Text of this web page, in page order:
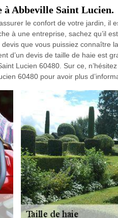
Abbeville Saint Lucien.
le confort de votre jardin, il
à une entreprise, sachez qu’il
que vous puissiez connaître
d’un devis de taille de haie est
Lucien 60480. Sur ce,
60480 pour avoir plus